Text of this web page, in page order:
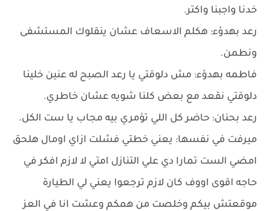
خدنا واجبنا واكتر.
رعد بهدؤء: هكلم الاسعاف عشان ينقلوك المستشفى
ونطمن.
فاطمه بهدؤء: مش دلوقتي يا رعد الصبح له عنين خلينا
دلوقتي نقعد مع بعض كلنا شويه عشان خاطري.
رعد بحنان: حاضر كل اللي تؤمري بيه مجاب يا ست الكل.
ميرفت في نفسها: يعني خطتي فشلت ازاي اومال هلحق
امضي الست تمارا دي علي التنازل امتي لا لازم افكر في
حاجه اقوى اووف كان لازم ترجعوا يعني لي الطيارة
موقعتش بيكم وخلصت من همكم وعشت انا في العز